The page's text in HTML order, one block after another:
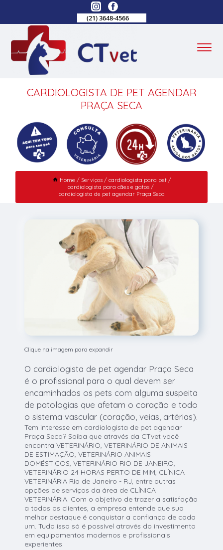
(21) 3648-4566
CARDIOLOGISTA DE PET AGENDAR
PRAÇA SECA
Home Serviços
cardiologista para pet
cardiologista para cães e gatos
cardiologista de pet agendar Praça Seca
Clique na imagem para expandir
O cardiologista de pet agendar Praça Seca
é o profissional para o qual devem ser
encaminhados os pets com alguma suspeita
de patologias que afetam o coração e todo
o sistema vascular (coração, veias, artérias).
Tem interesse em cardiologista de pet agendar
Praça Seca? Saiba que através da CTvet você
encontra VETERINÁRIO, VETERINÁRIO DE ANIMAIS
DE ESTIMAÇÃO, VETERINÁRIO ANIMAIS
DOMÉSTICOS, VETERINÁRIO RIO DE JANEIRO,
VETERINÁRIO 24 HORAS PERTO DE MIM, CLÍNICA
VETERINÁRIA Rio de Janeiro - RJ, entre outras
opções de serviços da área de CLÍNICA
VETERINÁRIA. Com o objetivo de trazer a satisfação
a todos os clientes, a empresa entende que sua
melhor destaque é conquistar a confiança de cada
um. Tudo isso só é possível através do investimento
em equipamentos modernos e profissionais
experientes.